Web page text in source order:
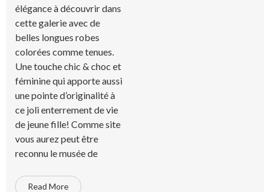
élégance à découvrir dans
cette galerie avec de
belles longues robes
colorées comme tenues.
Une touche chic & choc et
féminine qui apporte aussi
une pointe d’originalité à
ce joli enterrement de vie
de jeune fille! Comme site
vous aurez peut être
reconnu le musée de
Read More